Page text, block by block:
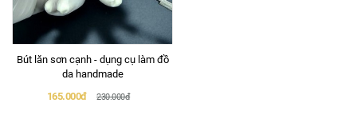
Bút lăn sơn cạnh - dụng cụ làm đồ
da handmade
165.000đ
230.000đ